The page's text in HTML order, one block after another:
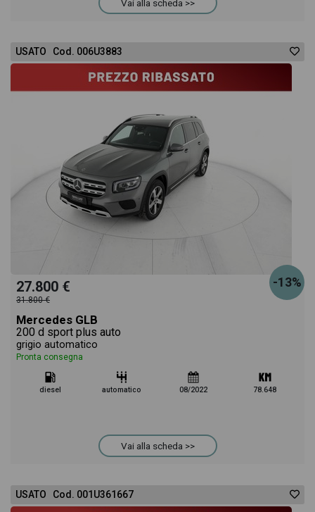
Vai alla scheda >>
USATO Cod. 006U3883
-13%
27.800 €
31.800 €
Mercedes GLB
200 d sport plus auto
grigio automatico
Pronta consegna
diesel automatico 08/2022 78.648
Vai alla scheda >>
USATO Cod. 001U361667